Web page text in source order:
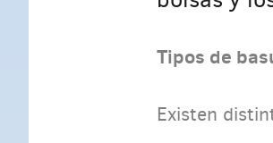
Tipos de
Existen